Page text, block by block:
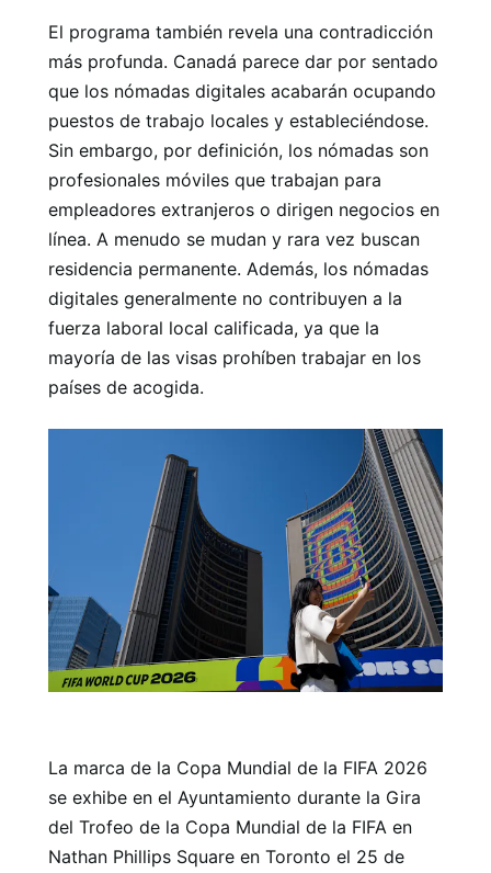
El programa también revela una contradicción
más profunda. Canadá parece dar por sentado
que los nómadas digitales acabarán ocupando
puestos de trabajo locales y estableciéndose.
Sin embargo, por definición, los nómadas son
profesionales móviles que trabajan para
empleadores extranjeros o dirigen negocios en
línea. A menudo se mudan y rara vez buscan
residencia permanente. Además, los nómadas
digitales generalmente no contribuyen a la
fuerza laboral local calificada, ya que la
mayoría de las visas prohíben trabajar en los
países de acogida.
La marca de la Copa Mundial de la FIFA 2026
se exhibe en el Ayuntamiento durante la Gira
del Trofeo de la Copa Mundial de la FIFA en
Nathan Phillips Square en Toronto el 25 de